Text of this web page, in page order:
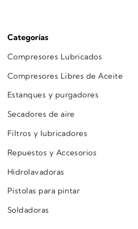
Categorías
Compresores Lubricados
Compresores Libres de Aceite
Estanques y purgadores
Secadores de aire
Filtros y lubricadores
Repuestos y Accesorios
Hidrolavadoras
Pistolas para pintar
Soldadoras